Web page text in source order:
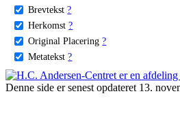
Brevtekst ?
Herkomst ?
Original Placering ?
Metatekst ?
Denne side er senest opdateret 13.